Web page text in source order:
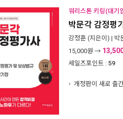
워리스톤 키링(대기
박문각 감정평
강정훈 (지은이) | 박
15,000원 →
세일즈포인트 : 59
개정판이 새로 출